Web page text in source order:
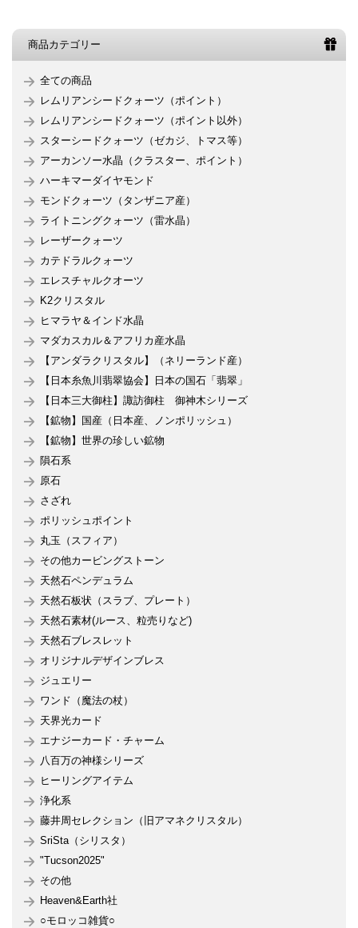
商品カテゴリー
全ての商品
レムリアンシードクォーツ（ポイント）
レムリアンシードクォーツ（ポイント以外）
スターシードクォーツ（ゼカジ、トマス等）
アーカンソー水晶（クラスター、ポイント）
ハーキマーダイヤモンド
モンドクォーツ（タンザニア産）
ライトニングクォーツ（雷水晶）
レーザークォーツ
カテドラルクォーツ
エレスチャルクオーツ
K2クリスタル
ヒマラヤ＆インド水晶
マダカスカル＆アフリカ産水晶
【アンダラクリスタル】（ネリーランド産）
【日本糸魚川翡翠協会】日本の国石「翡翠」
【日本三大御柱】諏訪御柱 御神木シリーズ
【鉱物】国産（日本産、ノンポリッシュ）
【鉱物】世界の珍しい鉱物
隕石系
原石
さざれ
ポリッシュポイント
丸玉（スフィア）
その他カービングストーン
天然石ペンデュラム
天然石板状（スラブ、プレート）
天然石素材(ルース、粒売りなど)
天然石ブレスレット
オリジナルデザインブレス
ジュエリー
ワンド（魔法の杖）
天界光カード
エナジーカード・チャーム
八百万の神様シリーズ
ヒーリングアイテム
浄化系
藤井周セレクション（旧アマネクリスタル）
SriSta（シリスタ）
"Tucson2025"
その他
Heaven&Earth社
○モロッコ雑貨○